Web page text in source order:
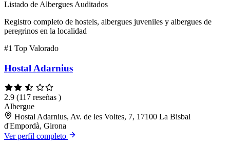
Listado de Albergues Auditados
Registro completo de hostels, albergues juveniles y albergues de
peregrinos en la localidad
#1 Top Valorado
Hostal Adarnius
2.9 (117 reseñas )
Albergue
Hostal Adarnius, Av. de les Voltes, 7, 17100 La Bisbal
d'Empordà, Girona
Ver perfil completo